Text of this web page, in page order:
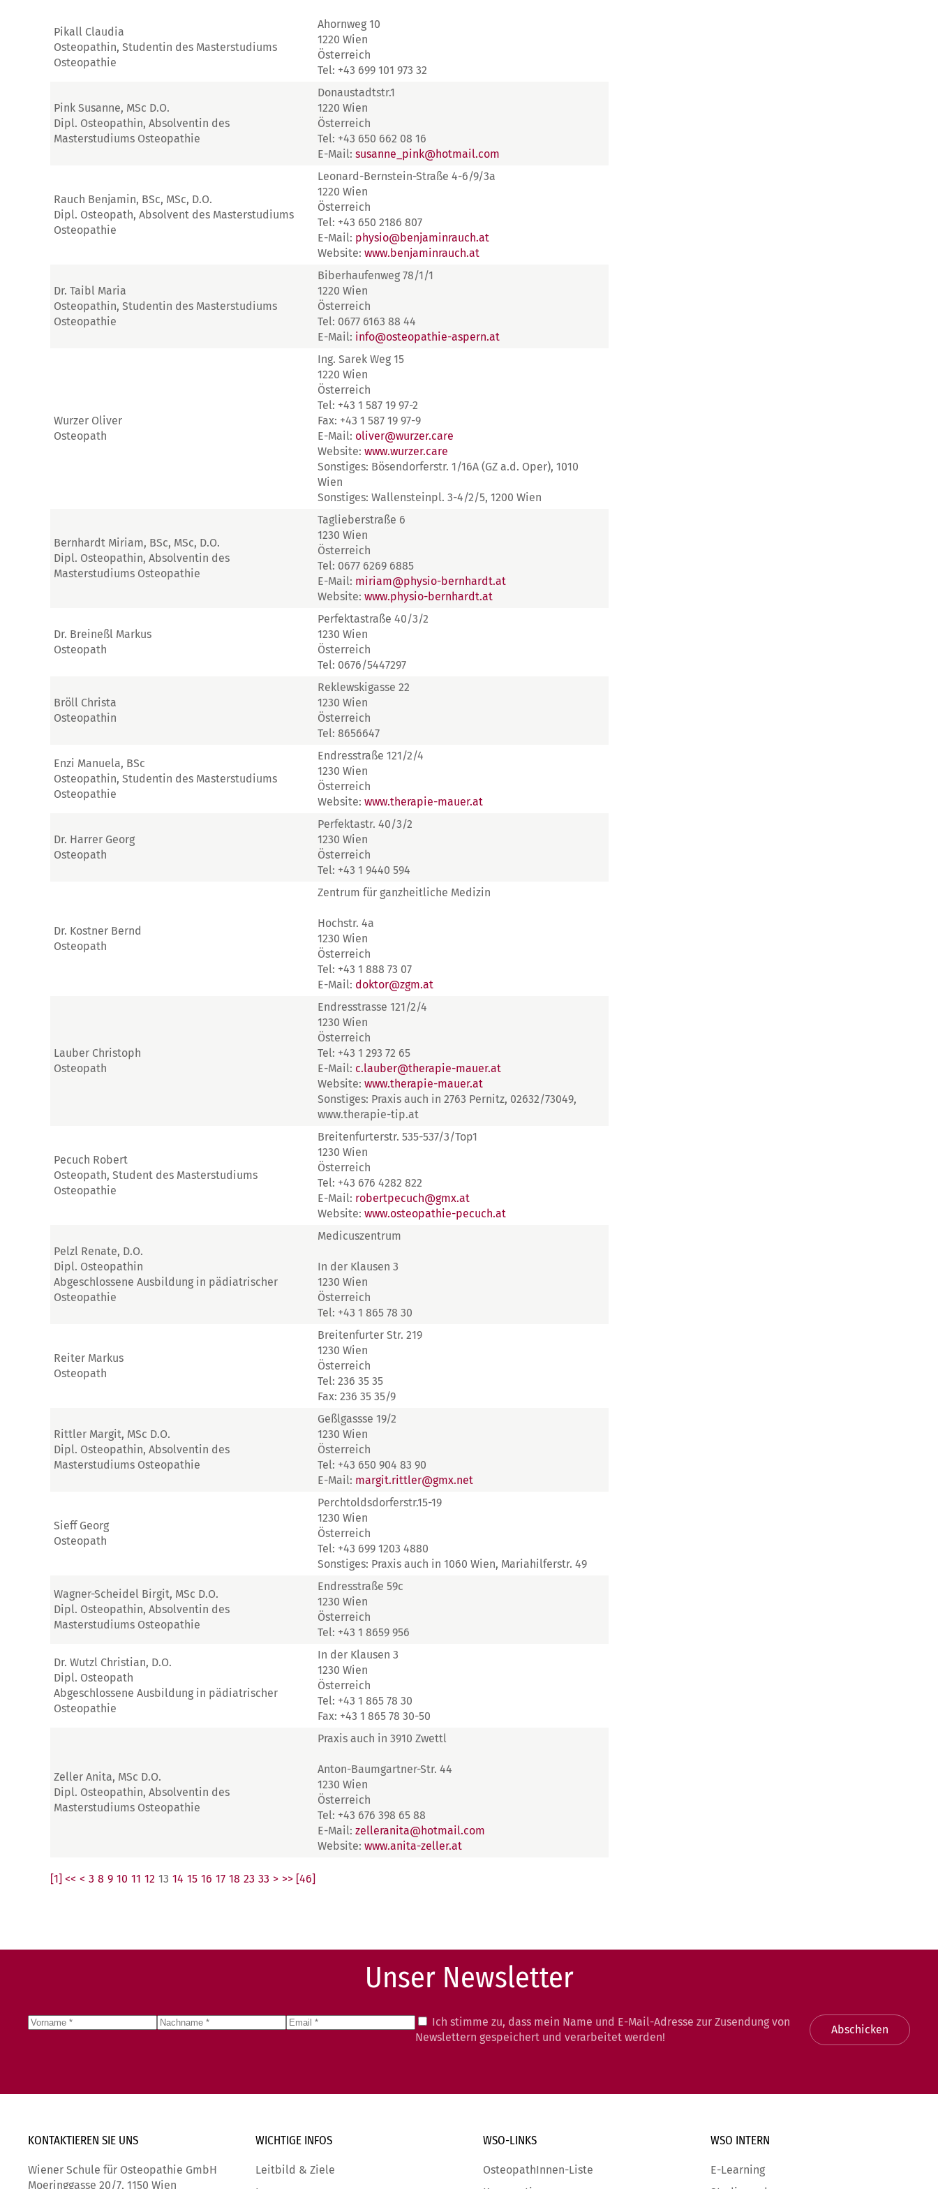
Pikall Claudia
Osteopathin, Studentin des Masterstudiums
Osteopathie
Ahornweg 10
1220 Wien
Österreich
Tel: +43 699 101 973 32
Pink Susanne, MSc D.O.
Dipl. Osteopathin, Absolventin des
Masterstudiums Osteopathie
Donaustadtstr.1
1220 Wien
Österreich
Tel: +43 650 662 08 16
E-Mail: susanne_pink@hotmail.com
Rauch Benjamin, BSc, MSc, D.O.
Dipl. Osteopath, Absolvent des Masterstudiums
Osteopathie
Leonard-Bernstein-Straße 4-6/9/3a
1220 Wien
Österreich
Tel: +43 650 2186 807
E-Mail: physio@benjaminrauch.at
Website: www.benjaminrauch.at
Dr. Taibl Maria
Osteopathin, Studentin des Masterstudiums
Osteopathie
Biberhaufenweg 78/1/1
1220 Wien
Österreich
Tel: 0677 6163 88 44
E-Mail: info@osteopathie-aspern.at
Wurzer Oliver
Osteopath
Ing. Sarek Weg 15
1220 Wien
Österreich
Tel: +43 1 587 19 97-2
Fax: +43 1 587 19 97-9
E-Mail: oliver@wurzer.care
Website: www.wurzer.care
Sonstiges: Bösendorferstr. 1/16A (GZ a.d. Oper), 1010
Wien
Sonstiges: Wallensteinpl. 3-4/2/5, 1200 Wien
Bernhardt Miriam, BSc, MSc, D.O.
Dipl. Osteopathin, Absolventin des
Masterstudiums Osteopathie
Taglieberstraße 6
1230 Wien
Österreich
Tel: 0677 6269 6885
E-Mail: miriam@physio-bernhardt.at
Website: www.physio-bernhardt.at
Dr. Breineßl Markus
Osteopath
Perfektastraße 40/3/2
1230 Wien
Österreich
Tel: 0676/5447297
Bröll Christa
Osteopathin
Reklewskigasse 22
1230 Wien
Österreich
Tel: 8656647
Enzi Manuela, BSc
Osteopathin, Studentin des Masterstudiums
Osteopathie
Endresstraße 121/2/4
1230 Wien
Österreich
Website: www.therapie-mauer.at
Dr. Harrer Georg
Osteopath
Perfektastr. 40/3/2
1230 Wien
Österreich
Tel: +43 1 9440 594
Dr. Kostner Bernd
Osteopath
Zentrum für ganzheitliche Medizin
Hochstr. 4a
1230 Wien
Österreich
Tel: +43 1 888 73 07
E-Mail: doktor@zgm.at
Lauber Christoph
Osteopath
Endresstrasse 121/2/4
1230 Wien
Österreich
Tel: +43 1 293 72 65
E-Mail: c.lauber@therapie-mauer.at
Website: www.therapie-mauer.at
Sonstiges: Praxis auch in 2763 Pernitz, 02632/73049,
www.therapie-tip.at
Pecuch Robert
Osteopath, Student des Masterstudiums
Osteopathie
Breitenfurterstr. 535-537/3/Top1
1230 Wien
Österreich
Tel: +43 676 4282 822
E-Mail: robertpecuch@gmx.at
Website: www.osteopathie-pecuch.at
Pelzl Renate, D.O.
Dipl. Osteopathin
Abgeschlossene Ausbildung in pädiatrischer
Osteopathie
Medicuszentrum
In der Klausen 3
1230 Wien
Österreich
Tel: +43 1 865 78 30
Reiter Markus
Osteopath
Breitenfurter Str. 219
1230 Wien
Österreich
Tel: 236 35 35
Fax: 236 35 35/9
Rittler Margit, MSc D.O.
Dipl. Osteopathin, Absolventin des
Masterstudiums Osteopathie
Geßlgassse 19/2
1230 Wien
Österreich
Tel: +43 650 904 83 90
E-Mail: margit.rittler@gmx.net
Sieff Georg
Osteopath
Perchtoldsdorferstr.15-19
1230 Wien
Österreich
Tel: +43 699 1203 4880
Sonstiges: Praxis auch in 1060 Wien, Mariahilferstr. 49
Wagner-Scheidel Birgit, MSc D.O.
Dipl. Osteopathin, Absolventin des
Masterstudiums Osteopathie
Endresstraße 59c
1230 Wien
Österreich
Tel: +43 1 8659 956
Dr. Wutzl Christian, D.O.
Dipl. Osteopath
Abgeschlossene Ausbildung in pädiatrischer
Osteopathie
In der Klausen 3
1230 Wien
Österreich
Tel: +43 1 865 78 30
Fax: +43 1 865 78 30-50
Zeller Anita, MSc D.O.
Dipl. Osteopathin, Absolventin des
Masterstudiums Osteopathie
Praxis auch in 3910 Zwettl
Anton-Baumgartner-Str. 44
1230 Wien
Österreich
Tel: +43 676 398 65 88
E-Mail: zelleranita@hotmail.com
Website: www.anita-zeller.at
[1] << < 3 8 9 10 11 12 13 14 15 16 17 18 23 33 > >> [46]
Unser Newsletter
Ich stimme zu, dass mein Name und E-Mail-Adresse zur Zusendung von
Newslettern gespeichert und verarbeitet werden!
Abschicken
KONTAKTIEREN SIE UNS
Wiener Schule für Osteopathie GmbH
Moeringgasse 20/7, 1150 Wien
WICHTIGE INFOS
Leitbild & Ziele
WSO-LINKS
OsteopathInnen-Liste
WSO INTERN
E-Learning